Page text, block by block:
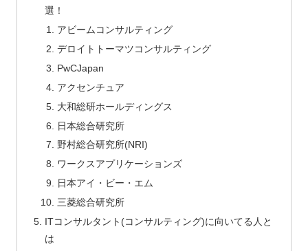
選！
アビームコンサルティング
デロイトトーマツコンサルティング
PwCJapan
アクセンチュア
大和総研ホールディングス
日本総合研究所
野村総合研究所(NRI)
ワークスアプリケーションズ
日本アイ・ビー・エム
三菱総合研究所
ITコンサルタント(コンサルティング)に向いてる人と
は